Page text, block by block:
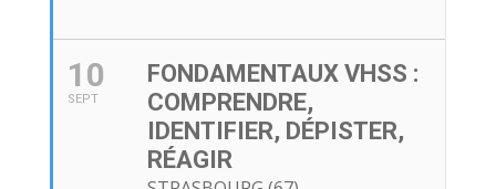
10
SEPT
FONDAMENTAUX VHSS :
COMPRENDRE,
IDENTIFIER, DÉPISTER,
RÉAGIR